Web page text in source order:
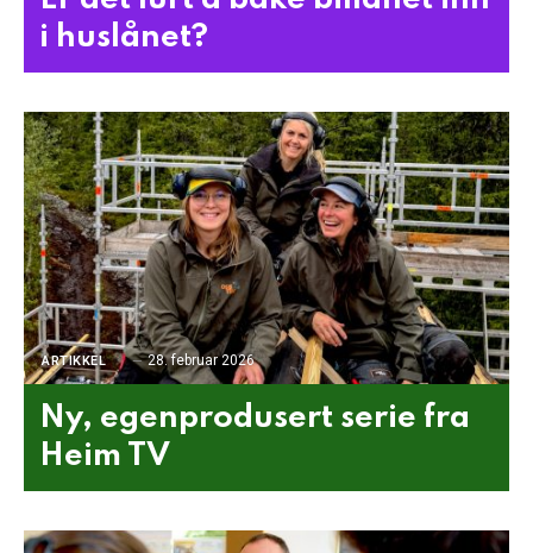
i huslånet?
ARTIKKEL 28. februar 2026
Ny, egenprodusert serie fra
Heim TV